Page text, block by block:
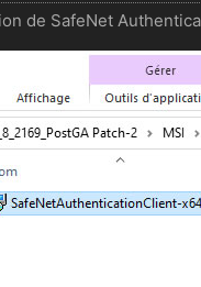
de SafeNet